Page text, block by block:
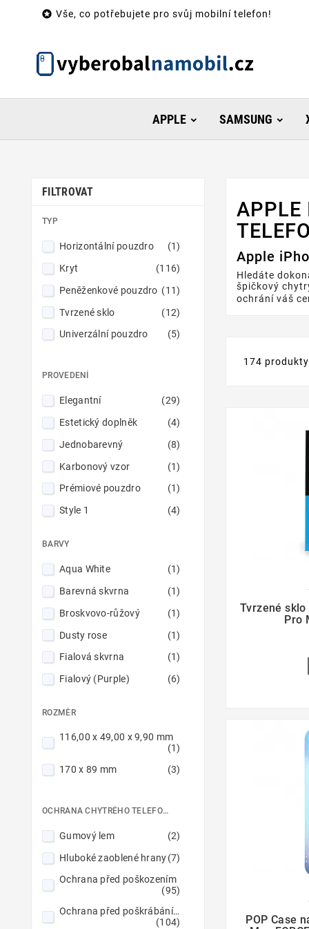
 Vše, co potřebujete pro svůj mobilní telefon!
APPLE SAMSUNG
FILTROVAT
TYP
Horizontální pouzdro
(1)
Kryt
(116)
Peněženkové pouzdro (11)
Tvrzené sklo
(12)
Univerzální pouzdro
(5)
PROVEDENÍ
Elegantní
(29)
Estetický doplněk
(4)
Jednobarevný
(8)
Karbonový vzor
(1)
Prémiové pouzdro
(1)
Style 1
(4)
Style 4
(4)
Stylový
(6)
BARVY
Aqua White
(1)
Barevná skvrna
(1)
Broskvovo-růžový
(1)
Dusty rose
(1)
Fialová skvrna
(1)
Fialový (Purple)
(6)
Hnědý
(2)
Indigový modrý
(1)
Limetkově zelený
(1)
Modrá skvrna
(1)
Modrý
(5)
Mátový
(1)
(1)
(1)
ROZMĚR
116,00 x 49,00 x 9,90 mm
(1)
170 x 89 mm
(3)
OCHRANA CHYTRÉHO TELEFONU
Gumový lem
(2)
Hluboké zaoblené hrany(7)
Ochrana před poškozením
(95)
Ochrana před poškrábáním
(104)
APPLE
Apple
Hledáte
špičkový
ochrání váš
174 produkty
Tvrzené
Pro
POP Case